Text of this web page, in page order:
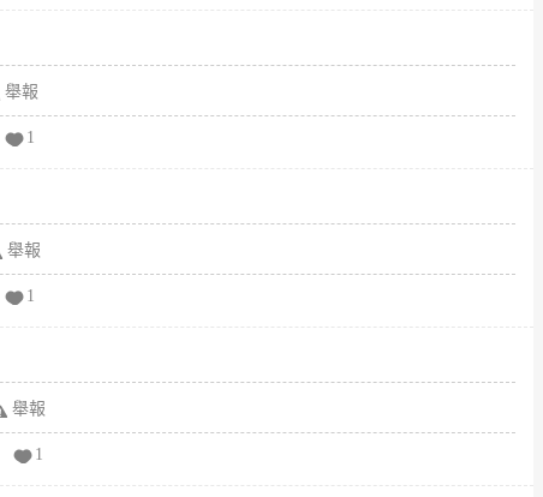
舉報
1
舉報
1
舉報
1